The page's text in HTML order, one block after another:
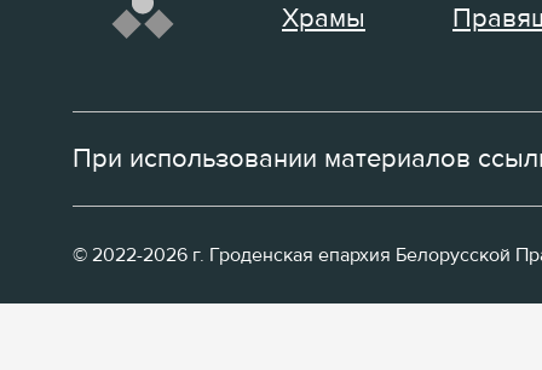
Храмы
При использовании материалов
© 2022-2026 г. Гроденская епархия Белорусской